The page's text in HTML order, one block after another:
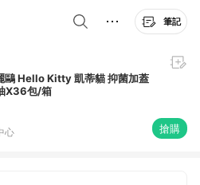
筆記
鷗 Hello Kitty 凱蒂貓 抑菌加蓋
X36包/箱
心 搶購